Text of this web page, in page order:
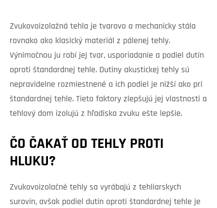
Zvukovoizolažná tehla je tvarovo a mechanicky stála
rovnako ako klasický materiál z pálenej tehly.
Výnimočnou ju robí jej tvar, usporiadanie a podiel dutín
oproti štandardnej tehle. Dutiny akustickej tehly sú
nepravidelne rozmiestnené a ich podiel je nižší ako pri
štandardnej tehle. Tieto faktory zlepšujú jej vlastnosti a
tehlový dom izolujú z hľadiska zvuku ešte lepšie.
ČO ČAKAŤ OD TEHLY PROTI
HLUKU?
Zvukovoizolačné tehly sa vyrábajú z tehliarskych
surovín, avšak podiel dutín oproti štandardnej tehle je